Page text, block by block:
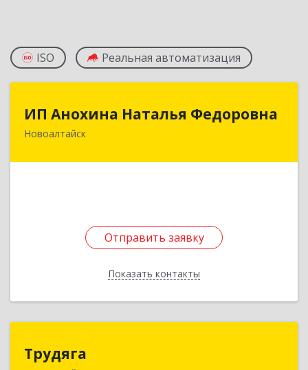
ISO Реальная автоматизация
ИП Анохина Наталья Федоровна
Новоалтайск
Отправить заявку
Показать контакты
658041, Алтайский край, Новоалтайск г,
Отправить заявку
Назад
Трудяга